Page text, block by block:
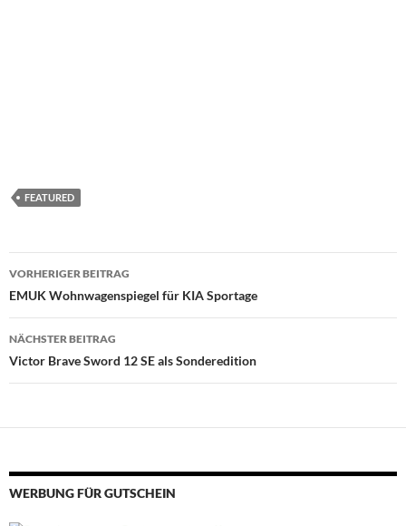
FEATURED
Beitragsnavigation
VORHERIGER BEITRAG
EMUK Wohnwagenspiegel für KIA Sportage
NÄCHSTER BEITRAG
Victor Brave Sword 12 SE als Sonderedition
WERBUNG FÜR GUTSCHEIN